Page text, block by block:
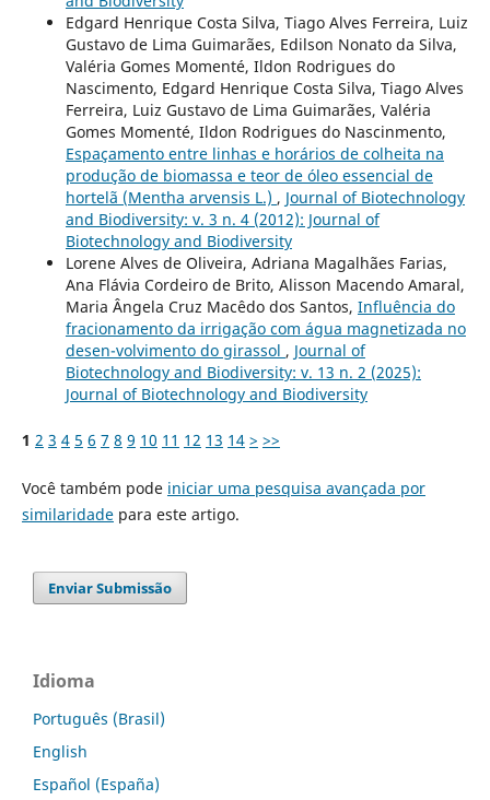
Edgard Henrique Costa Silva, Tiago Alves Ferreira, Luiz
Gustavo de Lima Guimarães, Edilson Nonato da Silva,
Valéria Gomes Momenté, Ildon Rodrigues do
Nascimento, Edgard Henrique Costa Silva, Tiago Alves
Ferreira, Luiz Gustavo de Lima Guimarães, Valéria
Gomes Momenté, Ildon Rodrigues do Nascinmento,
Espaçamento entre linhas e horários de colheita na
produção de biomassa e teor de óleo essencial de
hortelã (Mentha arvensis L.) , Journal of Biotechnology
and Biodiversity: v. 3 n. 4 (2012): Journal of
Biotechnology and Biodiversity
Lorene Alves de Oliveira, Adriana Magalhães Farias,
Ana Flávia Cordeiro de Brito, Alisson Macendo Amaral,
Maria Ângela Cruz Macêdo dos Santos, Influência do
fracionamento da irrigação com água magnetizada no
desen-volvimento do girassol , Journal of
Biotechnology and Biodiversity: v. 13 n. 2 (2025):
Journal of Biotechnology and Biodiversity
1 2 3 4 5 6 7 8 9 10 11 12 13 14 > >>
Você também pode iniciar uma pesquisa avançada por
similaridadepara este artigo.
Enviar Submissão
Idioma
Português (Brasil)
English
Español (España)